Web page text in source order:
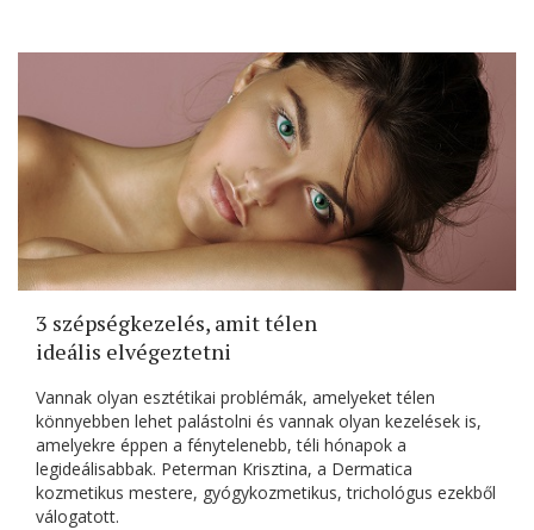
3 szépségkezelés, amit télen
ideális elvégeztetni
Vannak olyan esztétikai problémák, amelyeket télen
könnyebben lehet palástolni és vannak olyan kezelések is,
amelyekre éppen a fénytelenebb, téli hónapok a
legideálisabbak. Peterman Krisztina, a Dermatica
kozmetikus mestere, gyógykozmetikus, trichológus ezekből
válogatott.